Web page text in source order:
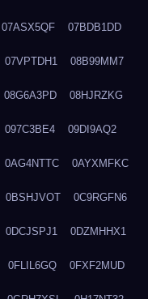
07ASX5QF 07BDB1DD
07VPTDH1 08B99MM7
08G6A3PD 08HJRZKG
097C3BE4 09DI9AQ2
0AG4NTTC 0AYXMFKC
0BSHJVOT 0C9RGFN6
0DCJSPJ1 0DZMHHX1
0FLIL6GQ 0FXF2MUD